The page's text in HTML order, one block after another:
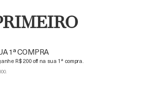
1ª COMPRA
R$ 200 off na sua 1ª compra.